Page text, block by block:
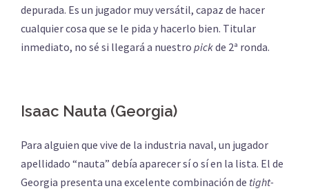
depurada. Es un jugador muy versátil, capaz de hacer
cualquier cosa que se le pida y hacerlo bien. Titular
inmediato, no sé si llegará a nuestro pickde 2ª ronda.
Isaac Nauta (Georgia)
Para alguien que vive de la industria naval, un jugador
apellidado “nauta” debía aparecer sí o sí en la lista. El de
Georgia presenta una excelente combinación de tight-